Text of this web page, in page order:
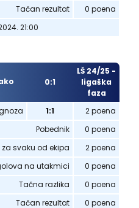
Tačan rezultat
0 poena
21:00
0:1
LŠ 24/25 -
ligaška
faza
1:1
2 poena
Pobednik
0 poena
svaku od ekipa
2 poena
na utakmici
0 poena
Tačna razlika
0 poena
Tačan rezultat
0 poena